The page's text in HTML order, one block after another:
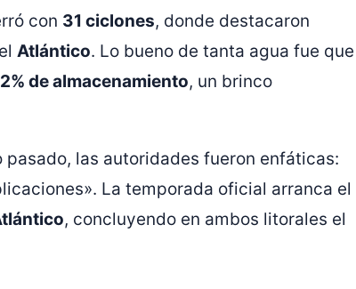
con 31 ciclones, donde destacaron
Atlántico. Lo bueno de tanta agua fue que
de almacenamiento, un brinco
pasado, las autoridades fueron enfáticas:
La temporada oficial arranca el
, concluyendo en ambos litorales el